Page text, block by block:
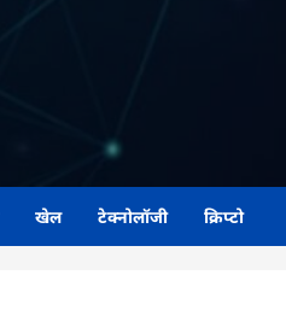
खेल टेक्नोलॉजी क्रिप्टो